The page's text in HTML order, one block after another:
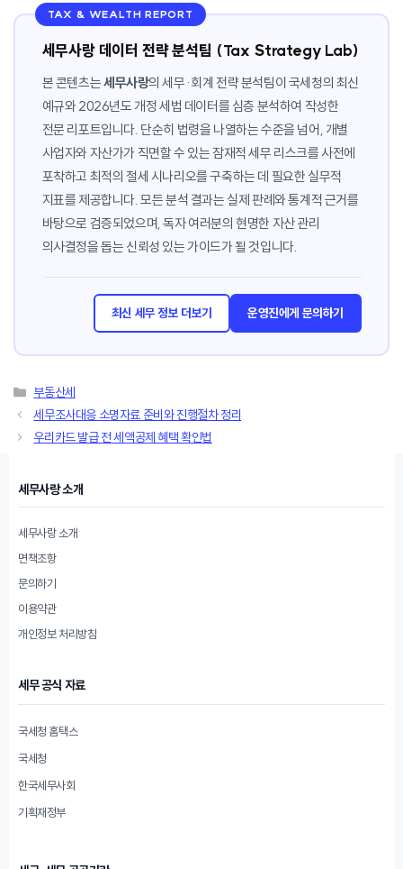
TAX & WEALTH REPORT
세무사랑 데이터 전략 분석팀 (Tax Strategy Lab)
본 콘텐츠는세무사랑의 세무·회계 전략 분석팀이 국세청의 최신
예규와 2026년도 개정 세법 데이터를 심층 분석하여 작성한
전문 리포트입니다. 단순히 법령을 나열하는 수준을 넘어, 개별
사업자와 자산가가 직면할 수 있는 잠재적 세무 리스크를 사전에
포착하고 최적의 절세 시나리오를 구축하는 데 필요한 실무적
지표를 제공합니다. 모든 분석 결과는 실제 판례와 통계적 근거를
바탕으로 검증되었으며, 독자 여러분의 현명한 자산 관리
의사결정을 돕는 신뢰성 있는 가이드가 될 것입니다.
최신 세무 정보 더보기 운영진에게 문의하기
카
테
리
부동산세
세무조사대응 소명자료 준비와 진행절차 정리
우리카드 발급 전 세액공제 혜택 확인법
세무사랑 소개
세무사랑 소개
면책조항
문의하기
이용약관
개인정보 처리방침
세무 공식 자료
국세청 홈택스
국세청
한국세무사회
기획재정부